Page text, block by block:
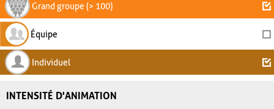
Grand groupe (> 100)
Équipe
Individuel
INTENSITÉ D'ANIMATION